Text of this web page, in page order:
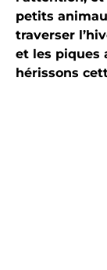
petits
traverser
et les piques
hérissons